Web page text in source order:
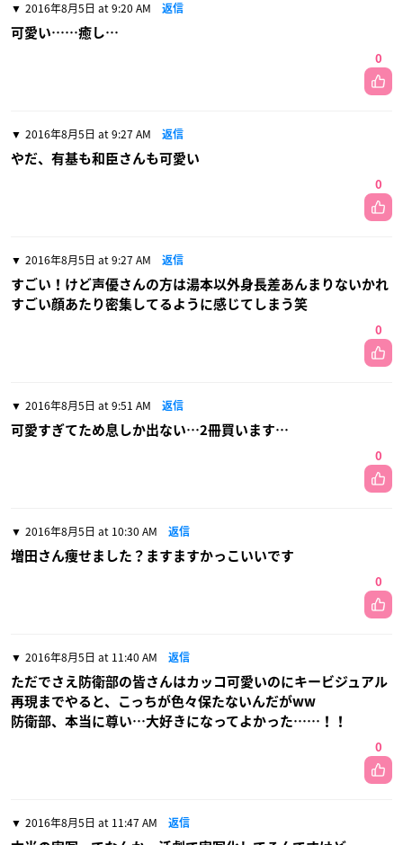
2016年8月5日 at 9:20 AM 返信
可愛い……癒し…
0
2016年8月5日 at 9:27 AM 返信
やだ、有基も和臣さんも可愛い
0
2016年8月5日 at 9:27 AM 返信
すごい！けど声優さんの方は湯本以外身長差あんまりないかれ
すごい顔あたり密集してるように感じてしまう笑
0
2016年8月5日 at 9:51 AM 返信
可愛すぎてため息しか出ない…2冊買います…
0
2016年8月5日 at 10:30 AM 返信
増田さん痩せました？ますますかっこいいです
0
2016年8月5日 at 11:40 AM 返信
ただでさえ防衛部の皆さんはカッコ可愛いのにキービジュアル
再現までやると、こっちが色々保たないんだがww
防衛部、本当に尊い…大好きになってよかった……！！
0
2016年8月5日 at 11:47 AM 返信